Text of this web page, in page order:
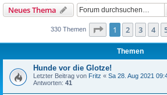
Neues Thema
330 Themen Seite 1von 14
1 2 3 4
Themen
Hunde vor die Glotze!
Letzter Beitrag von Fritz « Sa 28. Aug 2021
Antworten: 41